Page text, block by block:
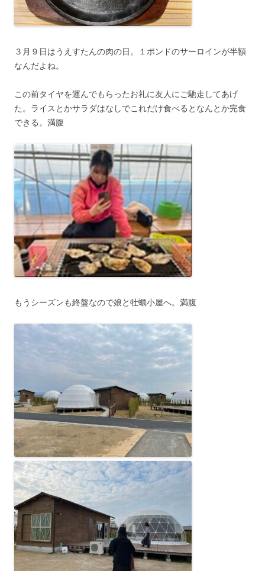
３月９日はうえすたんの肉の日。１ポンドのサーロインが半額
なんだよね。
この前タイヤを運んでもらったお礼に友人にご馳走してあげ
た。ライスとかサラダはなしでこれだけ食べるとなんとか完食
できる。満腹
もうシーズンも終盤なので娘と牡蠣小屋へ。満腹